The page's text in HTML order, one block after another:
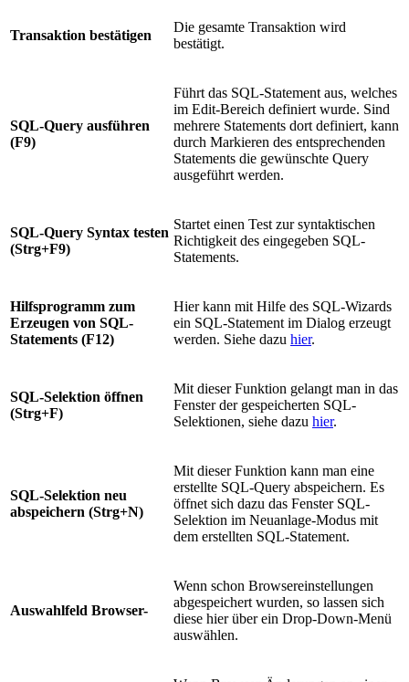
Transaktion bestätigen
Die gesamte Transaktion wird
bestätigt.
SQL-Query ausführen
(F9)
Führt das SQL-Statement aus, welches
im Edit-Bereich definiert wurde. Sind
mehrere Statements dort definiert, kann
durch Markieren des entsprechenden
Statements die gewünschte Query
ausgeführt werden.
SQL-Query Syntax testen
(Strg+F9)
Startet einen Test zur syntaktischen
Richtigkeit des eingegeben SQL-
Statements.
Hilfsprogramm zum
Erzeugen von SQL-
Statements (F12)
Hier kann mit Hilfe des SQL-Wizards
ein SQL-Statement im Dialog erzeugt
werden. Siehe dazu hier.
SQL-Selektion öffnen
(Strg+F)
Mit dieser Funktion gelangt man in das
Fenster der gespeicherten SQL-
Selektionen, siehe dazu hier.
SQL-Selektion neu
abspeichern (Strg+N)
Mit dieser Funktion kann man eine
erstellte SQL-Query abspeichern. Es
öffnet sich dazu das Fenster SQL-
Selektion im Neuanlage-Modus mit
dem erstellten SQL-Statement.
Auswahlfeld Browser-
Wenn schon Browsereinstellungen
abgespeichert wurden, so lassen sich
diese hier über ein Drop-Down-Menü
auswählen.